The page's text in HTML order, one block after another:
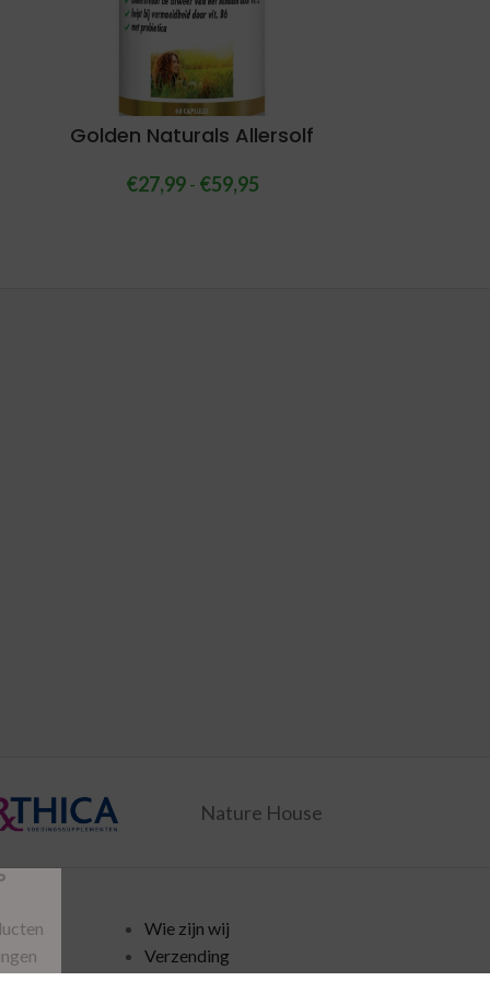
Golden Naturals Allersolf
€27,99- €59,95
Nature House
Wie zijn wij
Verzending